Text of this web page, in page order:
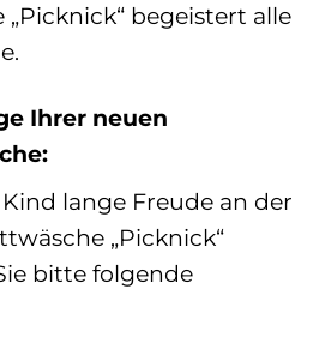
begeistert alle
Ihrer neuen
lange Freude an der
„Picknick“
bitte folgende